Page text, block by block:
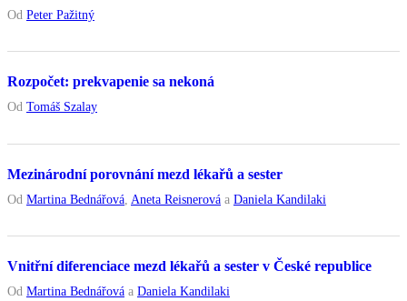
Od Peter Pažitný
Rozpočet: prekvapenie sa nekoná
Od Tomáš Szalay
Mezinárodní porovnání mezd lékařů a sester
Od Martina Bednářová Aneta Reisnerová a Daniela Kandilaki
Vnitřní diferenciace mezd lékařů a sester v České republice
Od Martina Bednářová a Daniela Kandilaki